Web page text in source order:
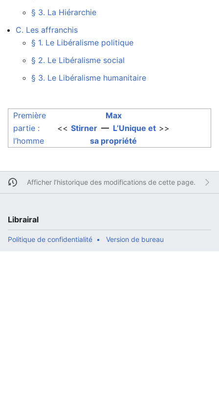
§ 3. La Hiérarchie
C. Les affranchis
§ 1. Le Libéralisme politique
§ 2. Le Libéralisme social
§ 3. Le Libéralisme humanitaire
Première
partie :
l’homme
<<
Max
Stirner — L’Unique et
sa propriété
>>
Afficher l’historique des modifications de cette page.
Librairal
Politique de confidentialité Version de bureau